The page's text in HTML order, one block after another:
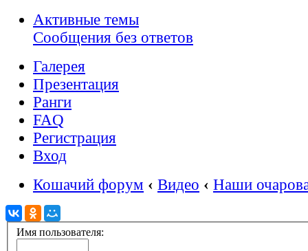
Активные темы
Сообщения без ответов
Галерея
Презентация
Ранги
FAQ
Регистрация
Вход
Кошачий форум ‹ Видео ‹ Наши
Имя пользователя: